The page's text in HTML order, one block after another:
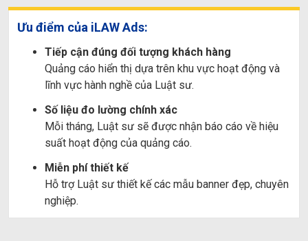
Ưu điểm của iLAW Ads:
Tiếp cận đúng đối tượng khách hàng
Quảng cáo hiển thị dựa trên khu vực hoạt động và
lĩnh vực hành nghề của Luật sư.
Số liệu đo lường chính xác
Mỗi tháng, Luật sư sẽ được nhận báo cáo về hiệu
suất hoạt động của quảng cáo.
Miễn phí thiết kế
Hỗ trợ Luật sư thiết kế các mẫu banner đẹp, chuyên
nghiệp.